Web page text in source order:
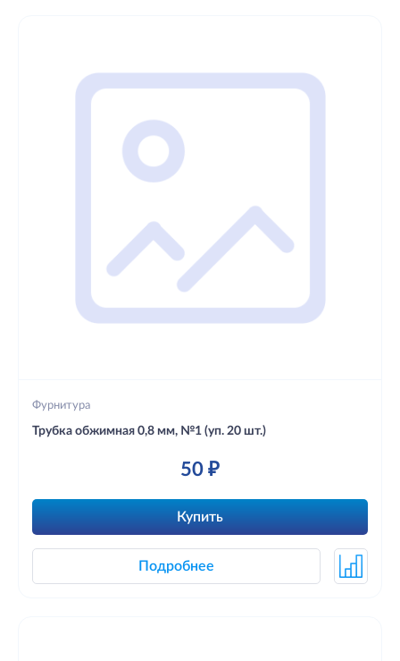
Фурнитура
Трубка обжимная 0,8 мм, №1 (уп. 20 шт.)
50 ₽
Купить
Подробнее